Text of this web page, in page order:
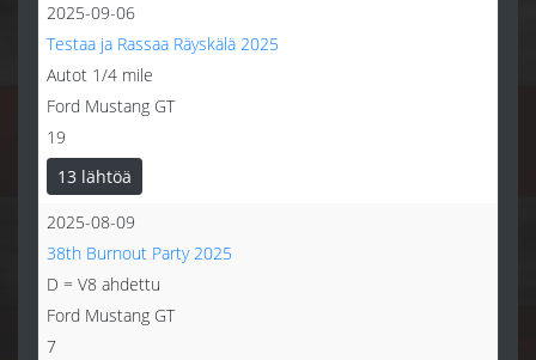
2025-09-06
Testaa ja Rassaa Räyskälä 2025
Autot 1/4 mile
Ford Mustang GT
19
13 lähtöä
2025-08-09
38th Burnout Party 2025
D = V8 ahdettu
Ford Mustang GT
7